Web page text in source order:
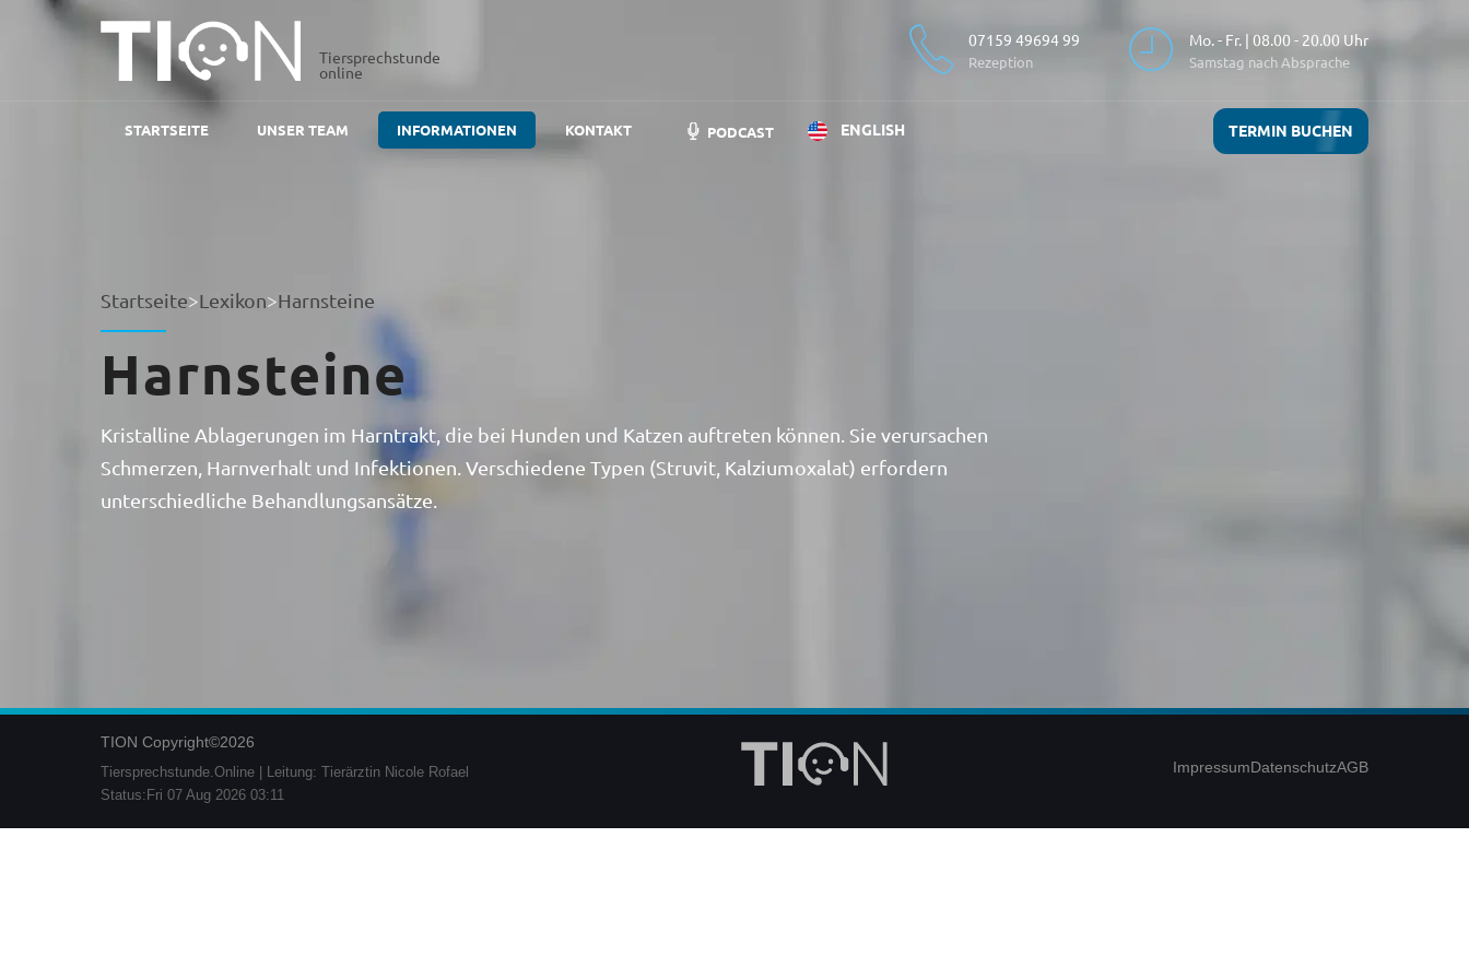
Tiersprechstunde
online
07159 49694 99
Rezeption
Mo. - Fr. | 08.00 - 20.00 Uhr
Samstag nach Absprache
STARTSEITE UNSER TEAM INFORMATIONEN KONTAKT PODCAST ENGLISH TERMIN BUCHEN
Startseite>Lexikon>Harnsteine
Harnsteine
Kristalline Ablagerungen im Harntrakt, die bei Hunden und Katzen auftreten können. Sie verursachen
Schmerzen, Harnverhalt und Infektionen. Verschiedene Typen (Struvit, Kalziumoxalat) erfordern
unterschiedliche Behandlungsansätze.
TION Copyright©2026
Tiersprechstunde.Online | Leitung: Tierärztin Nicole Rofael
Status:Fri 07 Aug 2026 03:11
Impressum DatenschutzAGB